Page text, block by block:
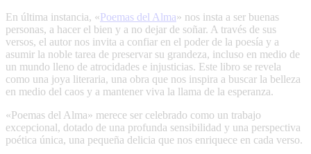
En última instancia, «Poemas del Alma» nos insta a ser buenas
personas, a hacer el bien y a no dejar de soñar. A través de sus
versos, el autor nos invita a confiar en el poder de la poesía y a
asumir la noble tarea de preservar su grandeza, incluso en medio de
un mundo lleno de atrocidades e injusticias. Este libro se revela
como una joya literaria, una obra que nos inspira a buscar la belleza
en medio del caos y a mantener viva la llama de la esperanza.
«Poemas del Alma» merece ser celebrado como un trabajo
excepcional, dotado de una profunda sensibilidad y una perspectiva
poética única, una pequeña delicia que nos enriquece en cada verso.